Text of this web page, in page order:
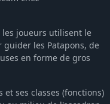
les joueurs utilisent le
les Patapons, de
en forme de gros
et ses classes (fonctions)